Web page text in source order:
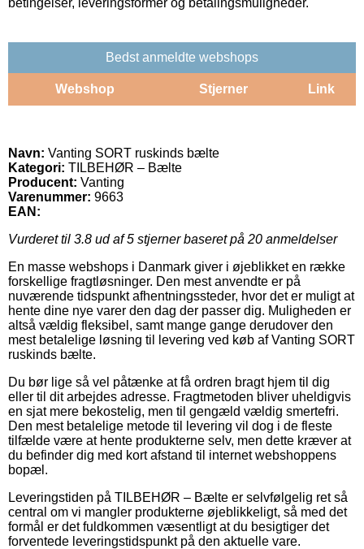
Bedst anmeldte webshops
Webshop Stjerner Link
Navn: Vanting SORT ruskinds bælte
Kategori: TILBEHØR – Bælte
Producent: Vanting
Varenummer: 9663
EAN:
Vurderet til 3.8 ud af 5 stjerner baseret på 20 anmeldelser
En masse webshops i Danmark giver i øjeblikket en række
forskellige fragtløsninger. Den mest anvendte er på
nuværende tidspunkt afhentningssteder, hvor det er muligt at
hente dine nye varer den dag der passer dig. Muligheden er
altså vældig fleksibel, samt mange gange derudover den
mest betalelige løsning til levering ved køb af Vanting SORT
ruskinds bælte.
Du bør lige så vel påtænke at få ordren bragt hjem til dig
eller til dit arbejdes adresse. Fragtmetoden bliver uheldigvis
en sjat mere bekostelig, men til gengæld vældig smertefri.
Den mest betalelige metode til levering vil dog i de fleste
tilfælde være at hente produkterne selv, men dette kræver at
du befinder dig med kort afstand til internet webshoppens
bopæl.
Leveringstiden på TILBEHØR – Bælte er selvfølgelig ret så
central om vi mangler produkterne øjeblikkeligt, så med det
formål er det fuldkommen væsentligt at du besigtiger det
forventede leveringstidspunkt på den aktuelle vare.